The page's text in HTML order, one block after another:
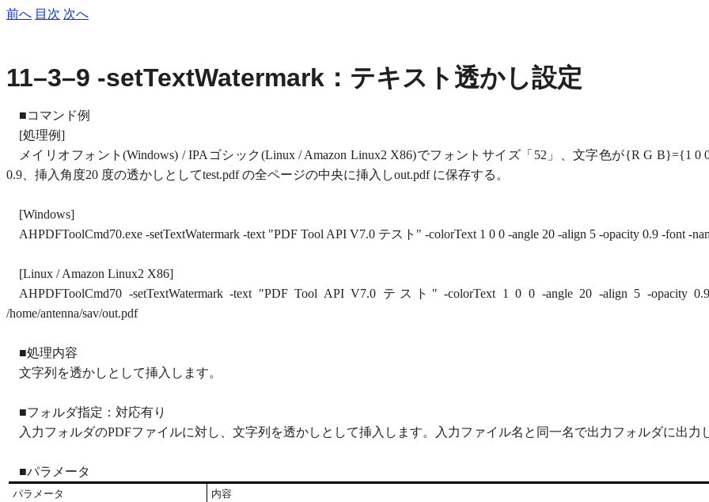
前へ 目次 次へ
11–3–9 -setTextWatermark：テキスト透かし設定
■コマンド例
[処理例]
メイリオフォント(Windows) / IPAゴシック(Linux / Amazon Linux2 X86)でフォントサイズ「52」、文字色が{R G B}={1
0.9、挿入角度20 度の透かしとしてtest.pdf の全ページの中央に挿入しout.pdf に保存する。
[Windows]
AHPDFToolCmd70.exe -setTextWatermark -text "PDF Tool API V7.0 テスト" -colorText 1 0 0 -angle 20 -align 5 -opacity 0.9 -font -
[Linux / Amazon Linux2 X86]
AHPDFToolCmd70 -setTextWatermark -text "PDF Tool API V7.0 テスト" -colorText 1 0 0 -angle 20 -align 5 -opacity 0.9
/home/antenna/sav/out.pdf
■処理内容
文字列を透かしとして挿入します。
■フォルダ指定：対応有り
入力フォルダのPDFファイルに対し、文字列を透かしとして挿入します。入力ファイル名と同一名で出力フォルダに出力
■パラメータ
パラメータ
内容